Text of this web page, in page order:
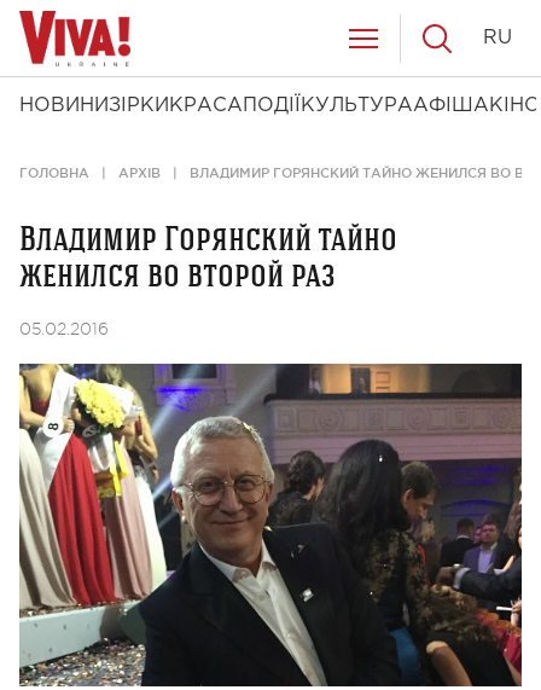
НОВИНИ ЗІРКИ КРАСА ПОДІЇ КУЛЬТУРААФІША КІНО
RU
ГОЛОВНА АРХІВ ВЛАДИМИР ГОРЯНСКИЙ ТАЙНО ЖЕНИЛСЯ ВО
Владимир Горянский тайно
женился во второй раз
05.02.2016